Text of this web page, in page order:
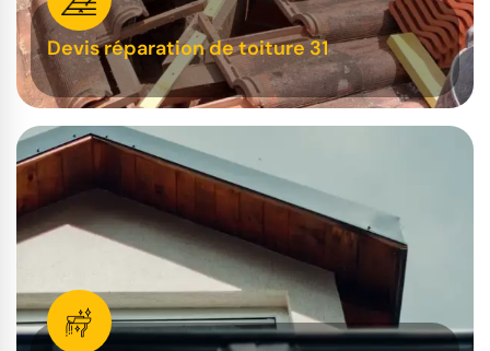
Devis réparation de toiture 31